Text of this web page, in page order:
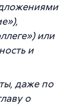
или
и
даже по
о